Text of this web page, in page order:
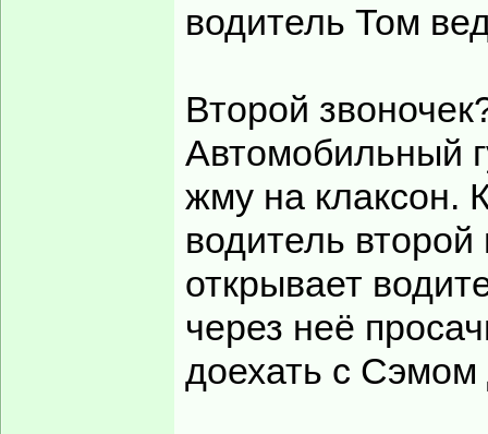
водитель Том
Второй
Автомобильный
жму на клаксон.
водитель
открывает
через неё
доехать с Сэмом